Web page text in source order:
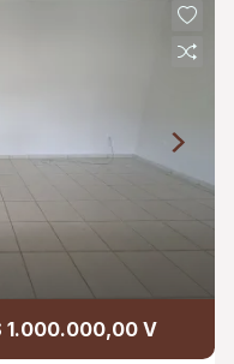
1.000.000,00 V